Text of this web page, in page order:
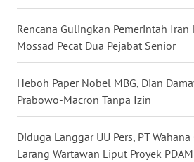
Rencana Gulingkan Pemerintah Iran
Mossad Pecat Dua Pejabat Senior
Heboh Paper Nobel MBG, Dian
Prabowo-Macron Tanpa Izin
Diduga Langgar UU Pers, PT
Larang Wartawan Liput Proyek
WN
LAMPUNG
WN
NUSANTARA